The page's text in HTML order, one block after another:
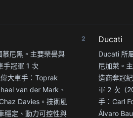
慕尼黑。主要榮譽與
手冠軍 1 次
大車手：Toprak
van der Mark、
Davies。技術風
穩定、動力可控性與
2 Ducati
Ducati 所
尼加萊。
造商奪冠
軍 2 次（
手：Carl
Álvaro